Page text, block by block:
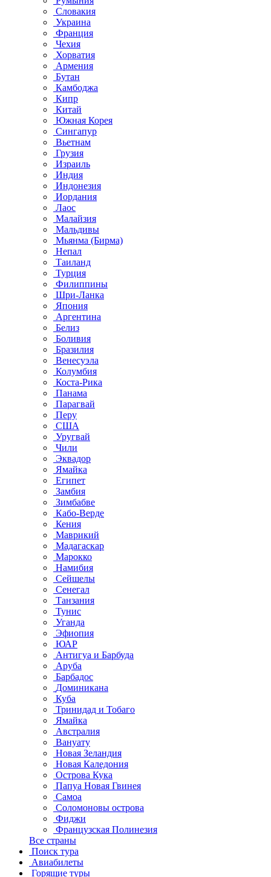
Словакия
Украина
Франция
Чехия
Хорватия
Армения
Бутан
Камбоджа
Кипр
Китай
Южная Корея
Сингапур
Вьетнам
Грузия
Израиль
Индия
Индонезия
Иордания
Лаос
Малайзия
Мальдивы
Мьянма (Бирма)
Непал
Таиланд
Турция
Филиппины
Шри-Ланка
Япония
Аргентина
Белиз
Боливия
Бразилия
Венесуэла
Колумбия
Коста-Рика
Панама
Парагвай
Перу
США
Уругвай
Чили
Эквадор
Ямайка
Египет
Замбия
Зимбабве
Кабо-Верде
Кения
Маврикий
Мадагаскар
Марокко
Намибия
Сейшелы
Сенегал
Танзания
Тунис
Уганда
Эфиопия
ЮАР
Антигуа и Барбуда
Аруба
Барбадос
Доминикана
Куба
Тринидад и Тобаго
Ямайка
Австралия
Вануату
Новая Зеландия
Новая Каледония
Острова Кука
Папуа Новая Гвинея
Самоа
Соломоновы острова
Фиджи
Французская Полинезия
Все страны
Поиск тура
Авиабилеты
Горящие туры